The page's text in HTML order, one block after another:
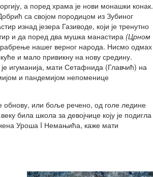
а поред храма је нови монашки конак.
са својом породицом из Зубиног
изнад језера Газиводе, који је тренутно
и да поред два мушка манастира (Црном
нашег верног народа. Нисмо одмах
и мало привикну на нову средину.
игуманија, мати Сетафнида (Главчић) на
и пандемијом непоменице
обнову, или боље речено, од голе ледине
била школа за девојчице коју је подигла
жена Уроша I Немањића, каже мати